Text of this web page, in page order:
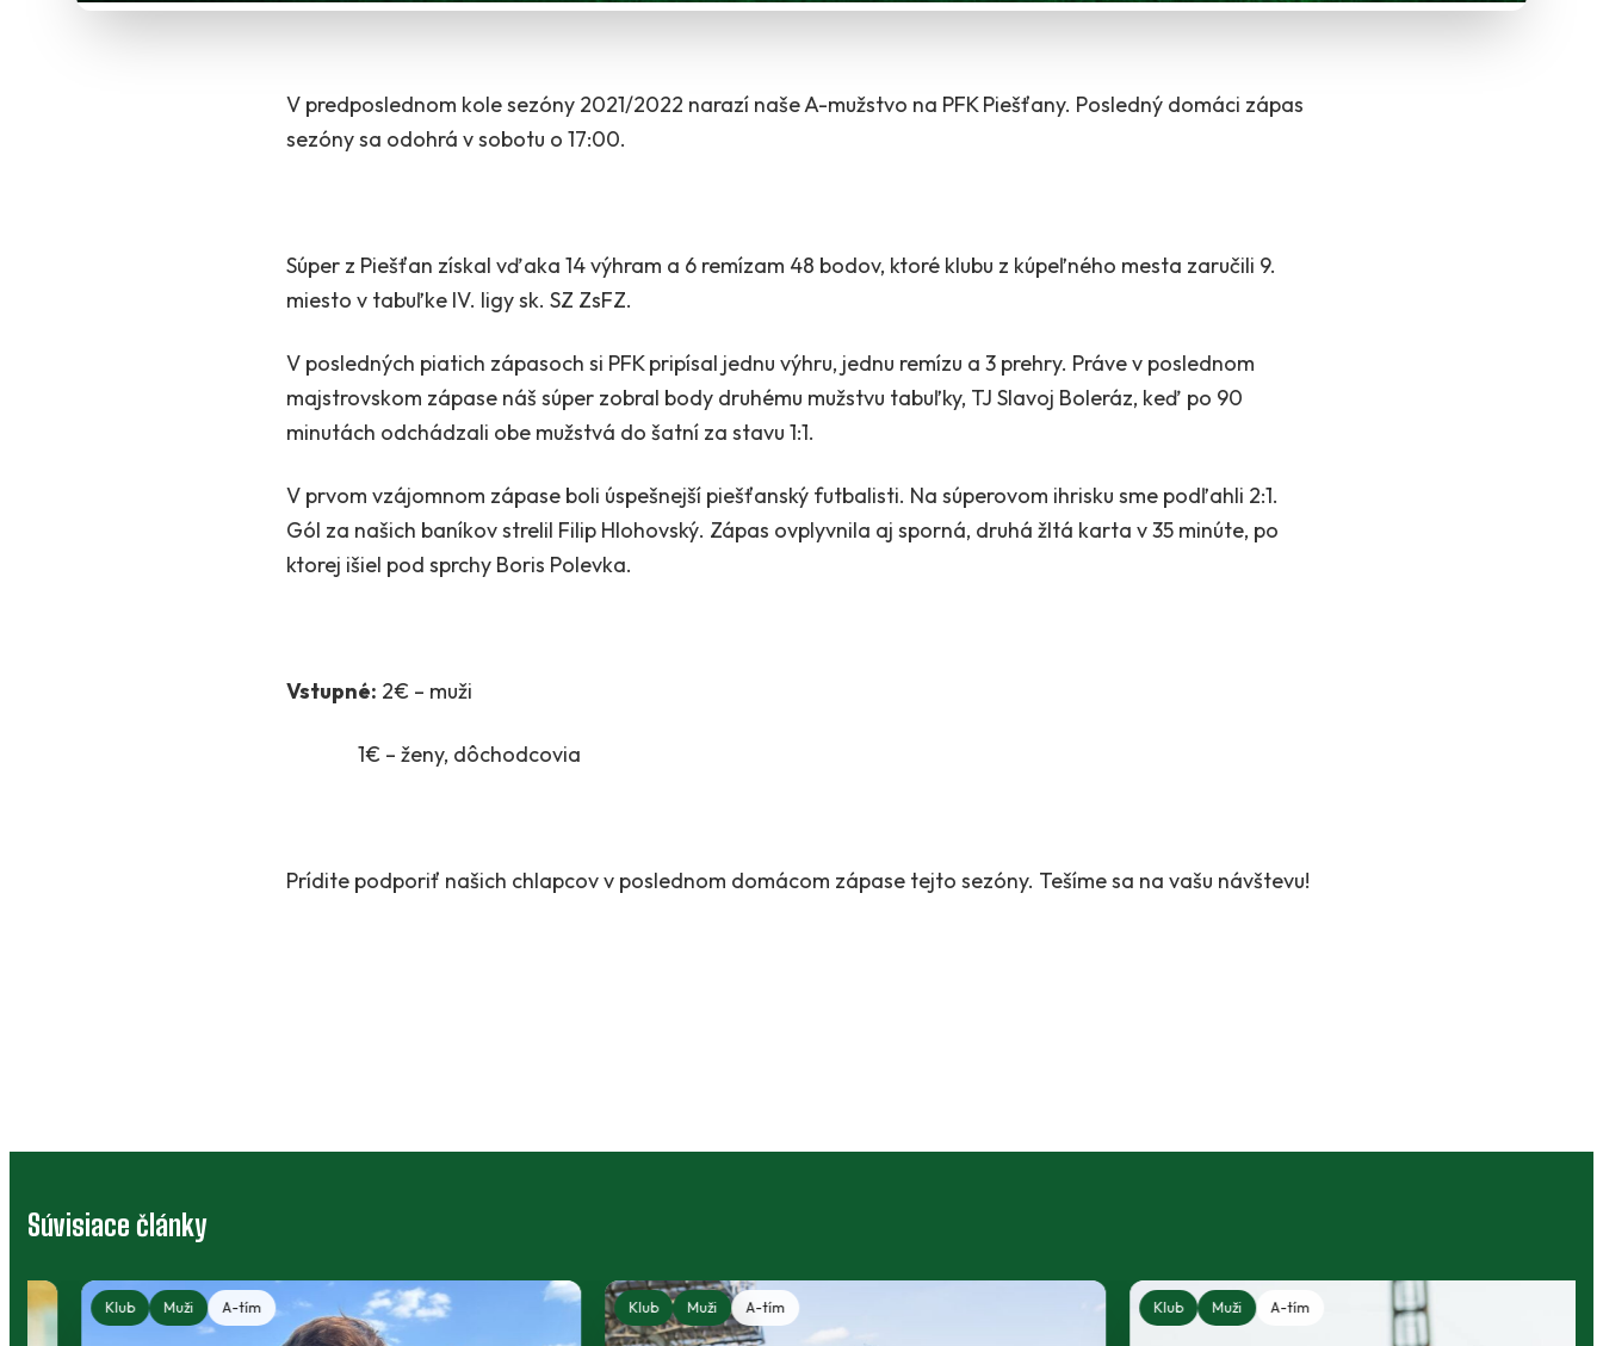
V predposlednom kole sezóny 2021/2022 narazí naše A-mužstvo na PFK Piešťany. Posledný domáci zápas
sezóny sa odohrá v sobotu o 17:00.
Súper z Piešťan získal vďaka 14 výhram a 6 remízam 48 bodov, ktoré klubu z kúpeľného mesta zaručili 9.
miesto v tabuľke IV. ligy sk. SZ ZsFZ.
V posledných piatich zápasoch si PFK pripísal jednu výhru, jednu remízu a 3 prehry. Práve v poslednom
majstrovskom zápase náš súper zobral body druhému mužstvu tabuľky, TJ Slavoj Boleráz, keď po 90
minutách odchádzali obe mužstvá do šatní za stavu 1:1.
V prvom vzájomnom zápase boli úspešnejší piešťanský futbalisti. Na súperovom ihrisku sme podľahli 2:1.
Gól za našich baníkov strelil Filip Hlohovský. Zápas ovplyvnila aj sporná, druhá žltá karta v 35 minúte, po
ktorej išiel pod sprchy Boris Polevka.
Vstupné: 2€ – muži
1€ – ženy, dôchodcovia
Prídite podporiť našich chlapcov v poslednom domácom zápase tejto sezóny. Tešíme sa na vašu návštevu!
Súvisiace články
Klub Muži A-tím Klub Muži A-tím Muži A-tím